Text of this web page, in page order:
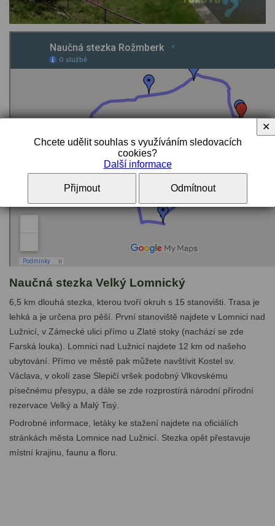
Naučná stezka Velký Lomnický
6,5 km dlouhá stezka, kterou tvoří okruh s 15 stanovišti. Trasa je
lehká a je určena pro pěší. První stanoviště najdete v Lomnici nad
Lužnicí, v Zámecké ulici přímo u Zlaté stoky (nachází se zde
Farská louka). Lomnici nad Lužnicí najdete 12 km od našeho
ubytování. Přímo ve městě pak můžete navštívit Kostel sv.
Václava, v okolí zase Slepičí vršek podobný Vlkovskému
písečnému přesypu, a dále se zde rozprostírá národní přírodní
rezervace Velký a Malý Tisý.
Podrobné informace, letáky ke stažení najdete na oficiálích
stránkách města Lomnice nad Lužnicí. Stezka opět přestavuje
místní krajinu, faunu a floru.
Chcete udělit souhlas s využíváním sledovacích
cookies?
Další informace
Přijmout Odmítnout
✕